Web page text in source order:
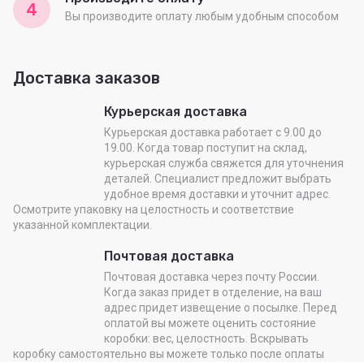
4 Вы производите оплату любым удобным способом
Доставка заказов
Курьерская доставка
Курьерская доставка работает с 9.00 до
19.00. Когда товар поступит на склад,
курьерская служба свяжется для уточнения
деталей. Специалист предложит выбрать
удобное время доставки и уточнит адрес.
Осмотрите упаковку на целостность и соответствие
указанной комплектации.
Почтовая доставка
Почтовая доставка через почту России.
Когда заказ придет в отделение, на ваш
адрес придет извещение о посылке. Перед
оплатой вы можете оценить состояние
коробки: вес, целостность. Вскрывать
коробку самостоятельно вы можете только после оплаты